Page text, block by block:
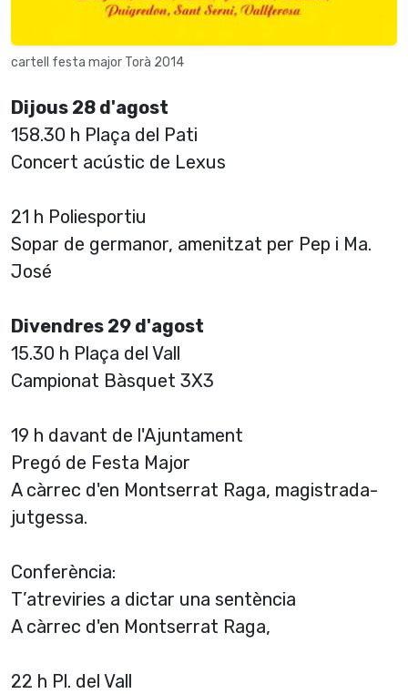
cartell festa major Torà 2014
Dijous 28 d'agost
158.30 h Plaça del Pati
Concert acústic de Lexus
21 h Poliesportiu
Sopar de germanor, amenitzat per Pep i Ma.
José
Divendres 29 d'agost
15.30 h Plaça del Vall
Campionat Bàsquet 3X3
19 h davant de l'Ajuntament
Pregó de Festa Major
A càrrec d'en Montserrat Raga, magistrada-
jutgessa.
Conferència:
T’atreviries a dictar una sentència
A càrrec d'en Montserrat Raga,
22 h Pl. del Vall